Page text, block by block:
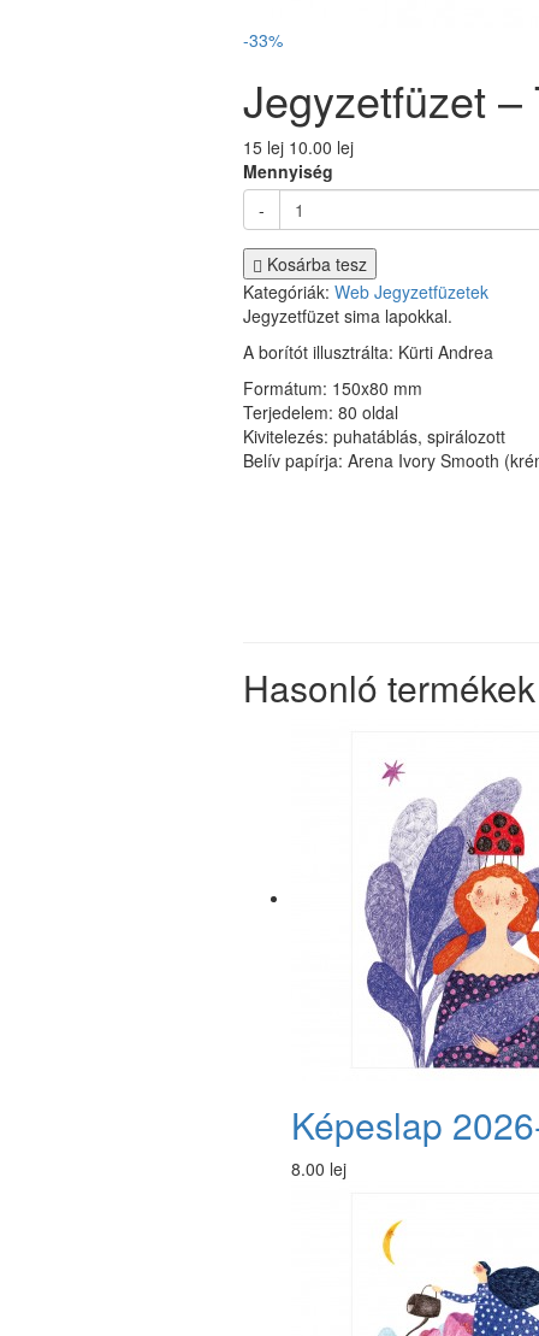
-33%
Jegyzetfüzet –
15 lej 10.00 lej
Mennyiség
-
Kosárba tesz
Kategóriák: Web Jegyzetfüzetek
Jegyzetfüzet sima lapokkal.
A borítót illusztrálta: Kürti Andrea
Formátum: 150x80 mm
Terjedelem: 80 oldal
Kivitelezés: puhatáblás, spirálozott
Belív papírja: Arena Ivory Smooth
Hasonló termékek
Képeslap
8.00 lej